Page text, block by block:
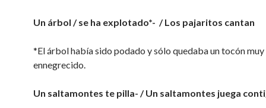
Un árbol / se ha explotado*- / Los pajaritos cantan
*El árbol había sido podado y sólo quedaba un tocón muy
ennegrecido.
Un saltamontes te pilla- / Un saltamontes juega